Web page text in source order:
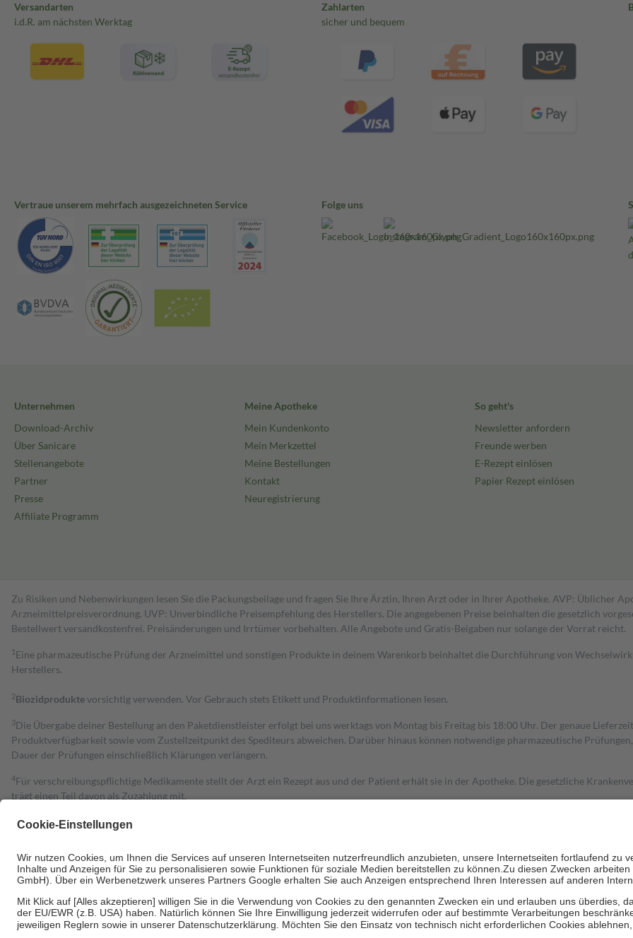
Versandarten
i.d.R. am nächsten Werktag
Zahlarten
sicher und bequem
Vertraue unserem mehrfach ausgezeichneten Service Folge uns
Unternehmen
Download-Archiv
Über Sanicare
Stellenangebote
Partner
Presse
Affiliate Programm
Meine Apotheke
Mein Kundenkonto
Mein Merkzettel
Meine Bestellungen
Kontakt
Neuregistrierung
So geht's
Newsletter anfordern
Freunde werben
E-Rezept einlösen
Papier Rezept einlösen
Zu Risiken und Nebenwirkungen lesen Sie die Packungsbeilage und fragen Sie Ihre Ärztin, Ihren Arzt oder in Ihrer Apotheke. AVP: Üblicher
Arzneimittelpreisverordnung. UVP: Unverbindliche Preisempfehlung des Herstellers. Die angegebenen Preise beinhalten die gesetzlich
Bestell­wert versand­kosten­frei. Preisänderungen und Irrtümer vorbehalten. Alle Angebote und Gratis-Beigaben nur solange der Vorrat reicht.
1 Eine pharmazeutische Prüfung der Arzneimittel und sonstigen Produkte in deinem Warenkorb beinhaltet die Durchführung von
Herstellers.
2Biozidproduktevorsichtig verwenden. Vor Gebrauch stets Etikett und Produktinformationen lesen.
3Die Übergabe deiner Bestellung an den Paketdienstleister erfolgt bei uns werktags von Montag bis Freitag bis 18:00 Uhr. Der genaue
Produktverfügbarkeit sowie vom Zustellzeitpunkt des Spediteurs abweichen. Darüber hinaus können notwendige pharmazeutische
Dauer der Prüfungen einschließlich Klärungen verlängern.
4Für verschreibungspflichtige Medikamente stellt der Arzt ein Rezept aus und der Patient erhält sie in der Apotheke. Die gesetzliche
trägt einen Teil davon als Zuzahlung mit.
zu entrichten.
Bei Heilmitteln und häuslicher Krankenpflege beträgt die Zuzahlung zehn Prozent der Kosten sowie zehn Euro je Verordnung.
Um das Engagement der Versicherten für ihre eigene Gesundheit zu stärken und die besondere Stellung der Familie zu unterstützen, fallen
• Kindern und Jugendlichen bis zum vollendeten 18. Lebensjahr mit Ausnahme der Fahrkosten
• Untersuchungen zur Vorsorge und Früherkennung, die von der GKV getragen werden
• empfohlenen Schutzimpfungen
• Harn- und Blutteststreifen